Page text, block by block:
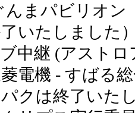
んまパビリオン
いたしました
中継 (アスト
電機 - すばる
クは終了いた